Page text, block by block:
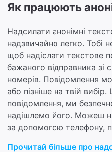
Як працюють
Надсилати анонімні
надзвичайно легко. Тобі
щоб надіслати текстове
бажаного відправника зі
номерів. Повідомлення
або пізніше на твій
повідомлення, ми
надішлемо його. Можеш
за допомогою телефону,
Прочитай більше про